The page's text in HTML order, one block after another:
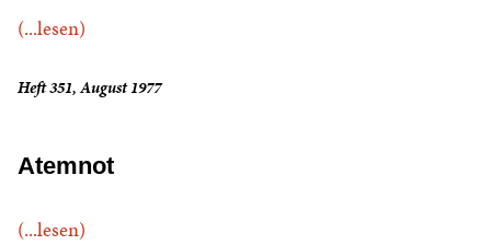
(...lesen)
Heft 351, August 1977
Atemnot
(...lesen)